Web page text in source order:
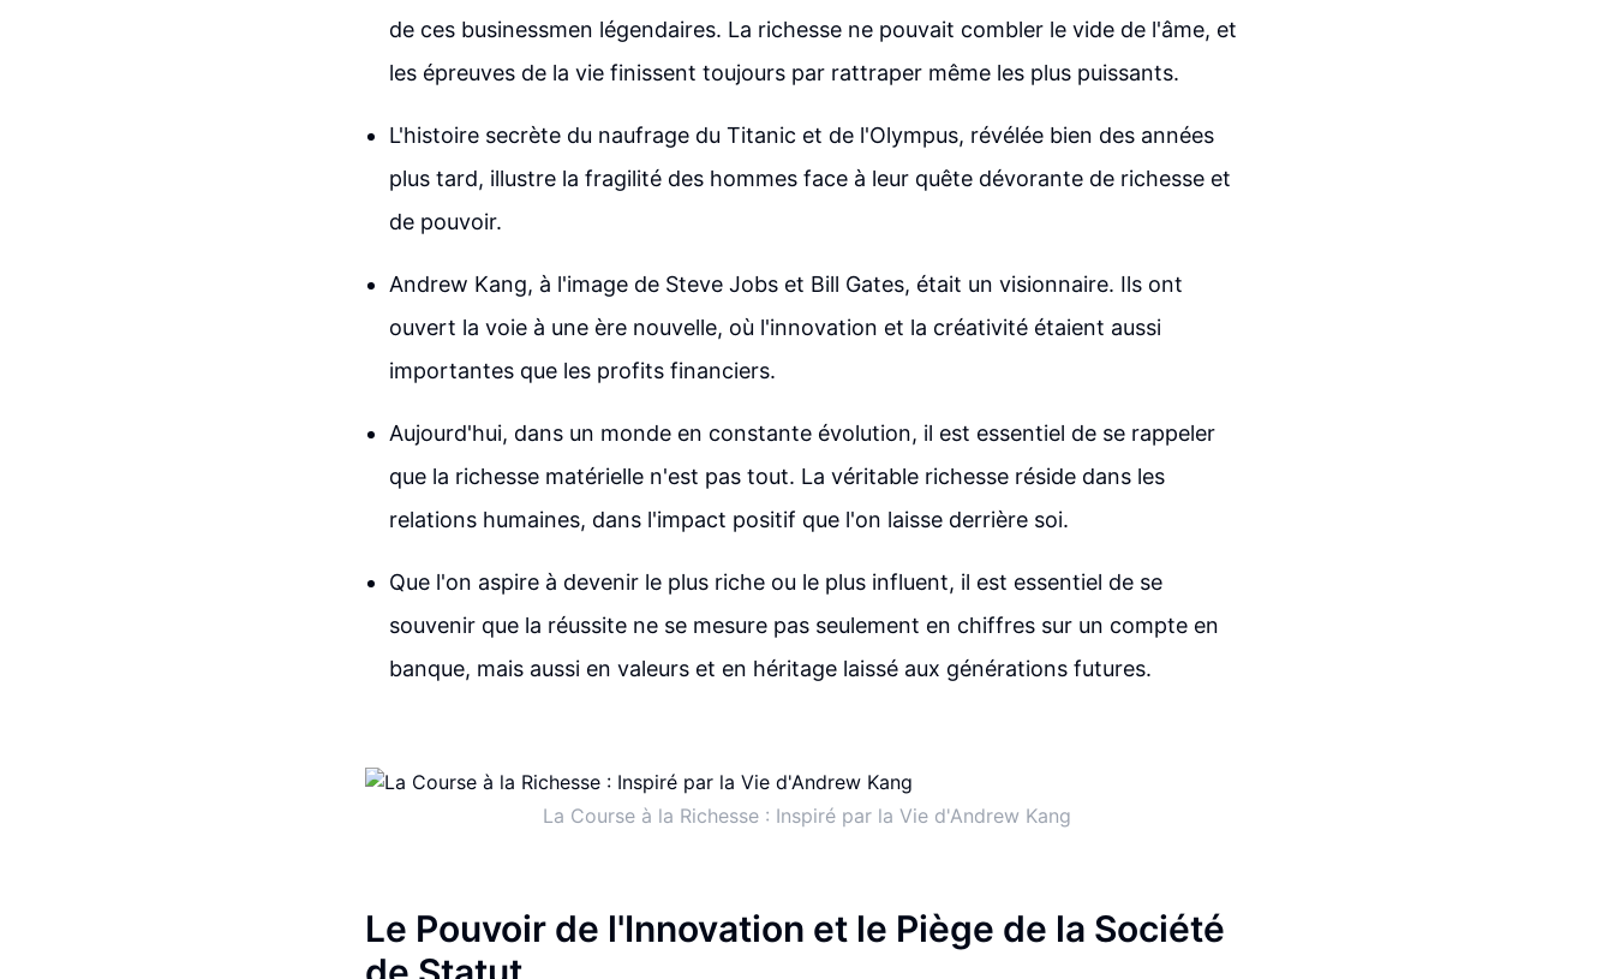
de ces businessmen légendaires. La richesse ne pouvait combler le vide de l'âme, et
les épreuves de la vie finissent toujours par rattraper même les plus puissants.
L'histoire secrète du naufrage du Titanic et de l'Olympus, révélée bien des années
plus tard, illustre la fragilité des hommes face à leur quête dévorante de richesse et
de pouvoir.
Andrew Kang, à l'image de Steve Jobs et Bill Gates, était un visionnaire. Ils ont
ouvert la voie à une ère nouvelle, où l'innovation et la créativité étaient aussi
importantes que les profits financiers.
Aujourd'hui, dans un monde en constante évolution, il est essentiel de se rappeler
que la richesse matérielle n'est pas tout. La véritable richesse réside dans les
relations humaines, dans l'impact positif que l'on laisse derrière soi.
Que l'on aspire à devenir le plus riche ou le plus influent, il est essentiel de se
souvenir que la réussite ne se mesure pas seulement en chiffres sur un compte en
banque, mais aussi en valeurs et en héritage laissé aux générations futures.
La Course à la Richesse : Inspiré par la Vie d'Andrew Kang
Le Pouvoir de l'Innovation et le Piège de la Société